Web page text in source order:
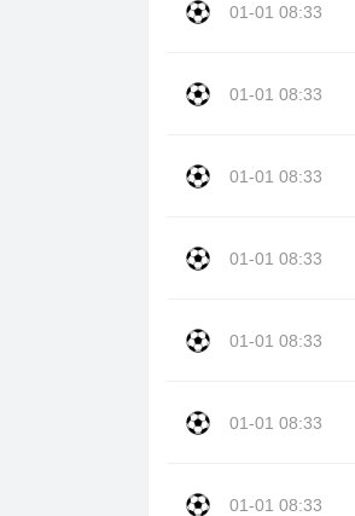
01-01 08:33
01-01 08:33
01-01 08:33
01-01 08:33
01-01 08:33
01-01 08:33
01-01 08:33